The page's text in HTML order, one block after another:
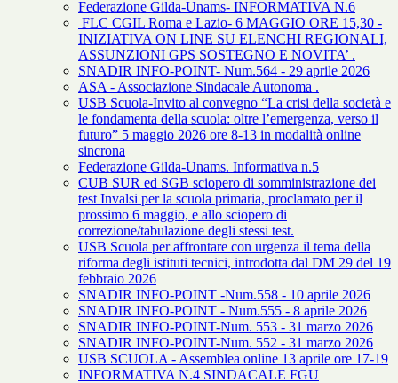
Federazione Gilda-Unams- INFORMATIVA N.6
FLC CGIL Roma e Lazio- 6 MAGGIO ORE 15,30 -
INIZIATIVA ON LINE SU ELENCHI REGIONALI,
ASSUNZIONI GPS SOSTEGNO E NOVITA’ .
SNADIR INFO-POINT- Num.564 - 29 aprile 2026
ASA - Associazione Sindacale Autonoma .
USB Scuola-Invito al convegno “La crisi della società e
le fondamenta della scuola: oltre l’emergenza, verso il
futuro” 5 maggio 2026 ore 8-13 in modalità online
sincrona
Federazione Gilda-Unams. Informativa n.5
CUB SUR ed SGB sciopero di somministrazione dei
test Invalsi per la scuola primaria, proclamato per il
prossimo 6 maggio, e allo sciopero di
correzione/tabulazione degli stessi test.
USB Scuola per affrontare con urgenza il tema della
riforma degli istituti tecnici, introdotta dal DM 29 del 19
febbraio 2026
SNADIR INFO-POINT -Num.558 - 10 aprile 2026
SNADIR INFO-POINT - Num.555 - 8 aprile 2026
SNADIR INFO-POINT-Num. 553 - 31 marzo 2026
SNADIR INFO-POINT-Num. 552 - 31 marzo 2026
USB SCUOLA - Assemblea online 13 aprile ore 17-19
INFORMATIVA N.4 SINDACALE FGU